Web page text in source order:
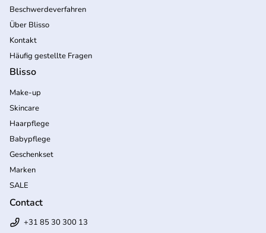
Beschwerdeverfahren
Über Blisso
Kontakt
Häufig gestellte Fragen
Blisso
Make-up
Skincare
Haarpflege
Babypflege
Geschenkset
Marken
SALE
Contact
+31 85 30 300 13